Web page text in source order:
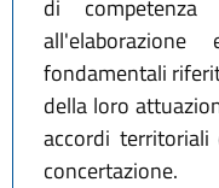
di
fondamentali
della loro
accordi
concertazione.